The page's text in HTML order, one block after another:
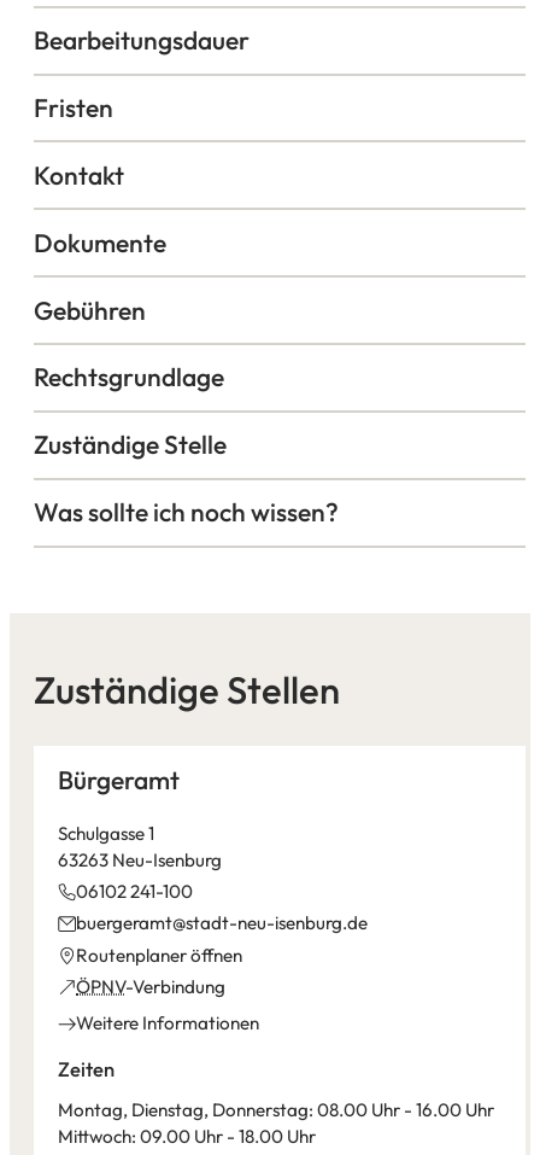
Bearbeitungsdauer
Fristen
Kontakt
Dokumente
Gebühren
Rechtsgrundlage
Zuständige Stelle
Was sollte ich noch wissen?
Zuständige Stellen
Bürgeramt
Schulgasse 1
63263 Neu-Isenburg
06102 241-100
buergeramt stadt-neu-isenburg de
Routenplaner öffnen
(Öffnet
in
neuen
Tab)
ÖPNV-Verbindung
(Öffnet
in
neuen
Weitere Informationen
Zeiten
Montag, Dienstag, Donnerstag: 08.00 Uhr - 16.00 Uhr
Mittwoch: 09.00 Uhr - 18.00 Uhr